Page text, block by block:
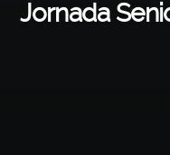
Jornada